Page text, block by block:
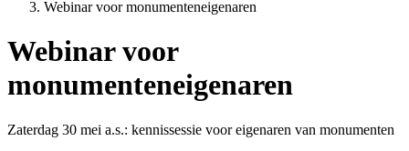
Webinar voor monumenteneigenaren
Webinar voor
monumenteneigenaren
Zaterdag 30 mei a.s.: kennissessie voor eigenaren van monumenten